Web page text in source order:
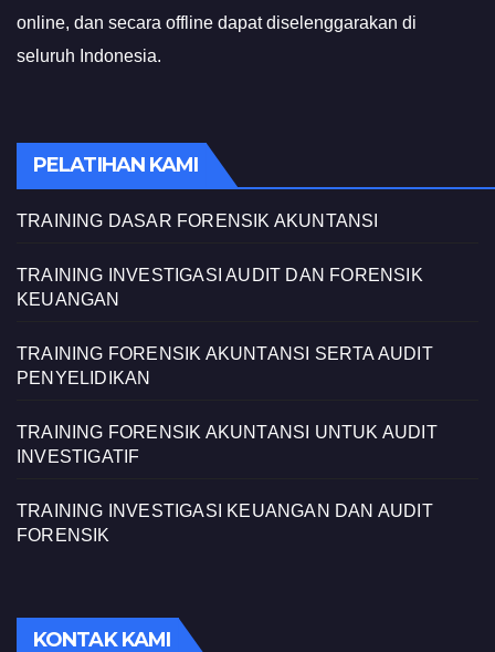
online, dan secara offline dapat diselenggarakan di
seluruh Indonesia.
PELATIHAN KAMI
TRAINING DASAR FORENSIK AKUNTANSI
TRAINING INVESTIGASI AUDIT DAN FORENSIK
KEUANGAN
TRAINING FORENSIK AKUNTANSI SERTA AUDIT
PENYELIDIKAN
TRAINING FORENSIK AKUNTANSI UNTUK AUDIT
INVESTIGATIF
TRAINING INVESTIGASI KEUANGAN DAN AUDIT
FORENSIK
KONTAK KAMI